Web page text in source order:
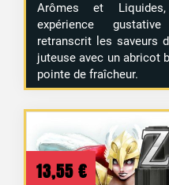
Arômes et
expérience
retranscrit les saveurs
juteuse avec un abricot
pointe de fraîcheur.
13,55 €